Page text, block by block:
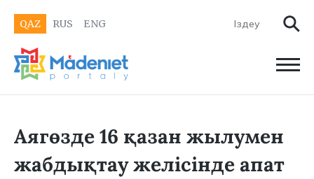
QAZ RUS ENG
Аягөзде 16 қазан жылумен
жабдықтау желісінде апат